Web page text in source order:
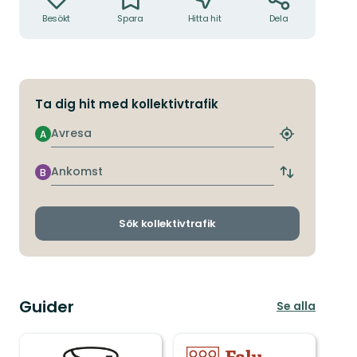
Besökt Spara Hitta hit Dela
Ta dig hit med kollektivtrafik
Avresa
A
Hitta
hållplats
Ankomst
B
Byt
och
Sök kollektivtrafik
Guider Se alla